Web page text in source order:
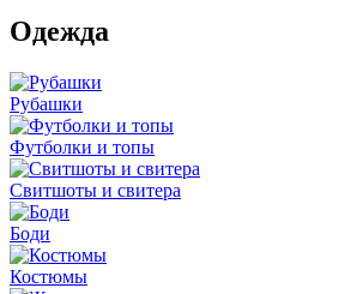
Одежда
Рубашки
Футболки и топы
Свитшоты и свитера
Боди
Костюмы